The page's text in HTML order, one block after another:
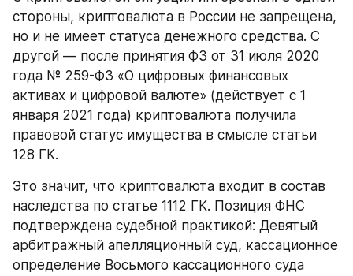
стороны, криптовалюта в России не запрещена,
но и не имеет статуса денежного средства. С
другой — после принятия ФЗ от 31 июля 2020
года № 259-ФЗ «О цифровых финансовых
активах и цифровой валюте» (действует с 1
января 2021 года) криптовалюта получила
правовой статус имущества в смысле статьи
128 ГК.
Это значит, что криптовалюта входит в состав
наследства по статье 1112 ГК. Позиция ФНС
подтверждена судебной практикой: Девятый
арбитражный апелляционный суд, кассационное
определение Восьмого кассационного суда